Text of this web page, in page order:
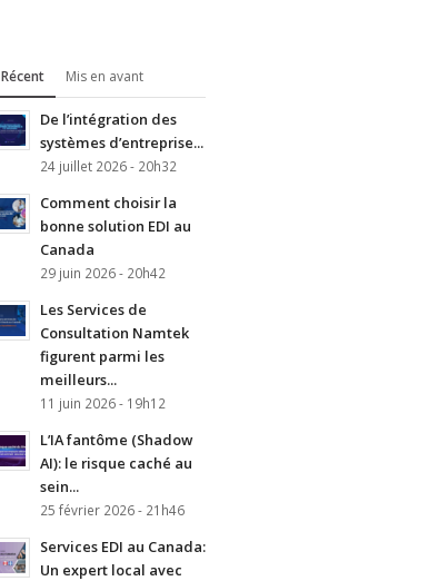
Récent Mis en avant
De l’intégration des
systèmes d’entreprise...
24 juillet 2026 - 20h32
Comment choisir la
bonne solution EDI au
Canada
29 juin 2026 - 20h42
Les Services de
Consultation Namtek
figurent parmi les
meilleurs...
11 juin 2026 - 19h12
L’IA fantôme (Shadow
AI): le risque caché au
sein...
25 février 2026 - 21h46
Services EDI au Canada:
Un expert local avec